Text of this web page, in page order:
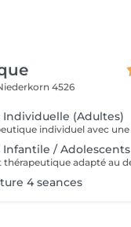
4526
(Adultes)
Infantile / Adolescents
4 seances